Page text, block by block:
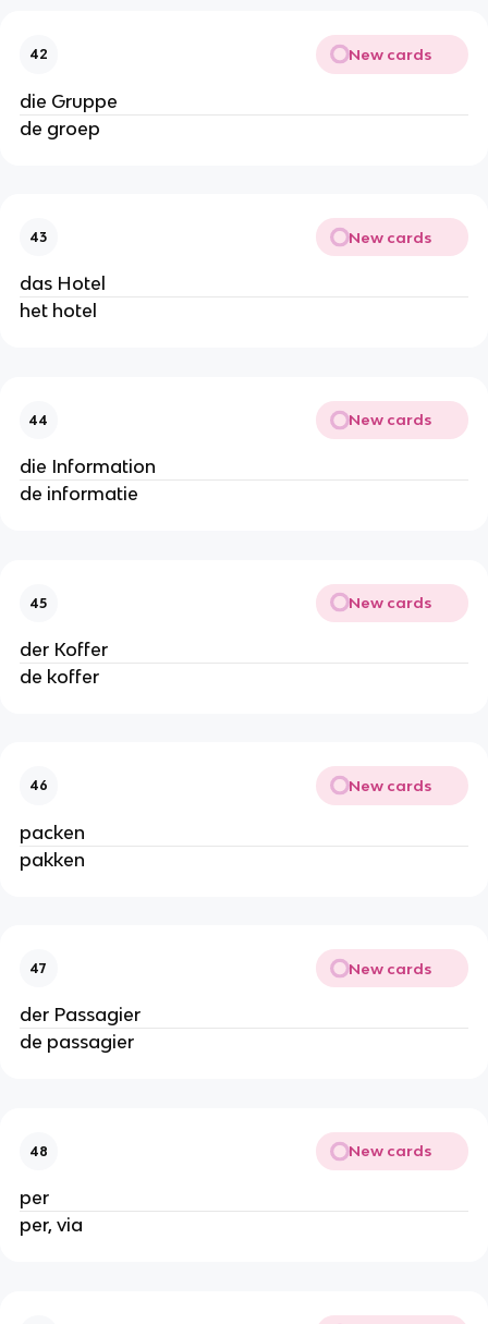
42 New cards
die Gruppe
de groep
43 New cards
das Hotel
het hotel
44 New cards
die Information
de informatie
45 New cards
der Koffer
de koffer
46 New cards
packen
pakken
47 New cards
der Passagier
de passagier
48 New cards
per
per, via